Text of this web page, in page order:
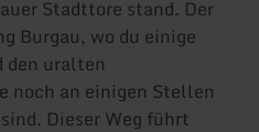
Stadttore stand. Der
Burgau, wo du einige
den uralten
noch an einigen Stellen
Dieser Weg führt